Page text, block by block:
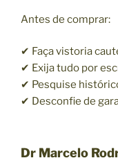
Antes de comprar:
✔ Faça vistoria
✔ Exija tudo por
✔ Pesquise
✔ Desconfie de
Dr Marcelo